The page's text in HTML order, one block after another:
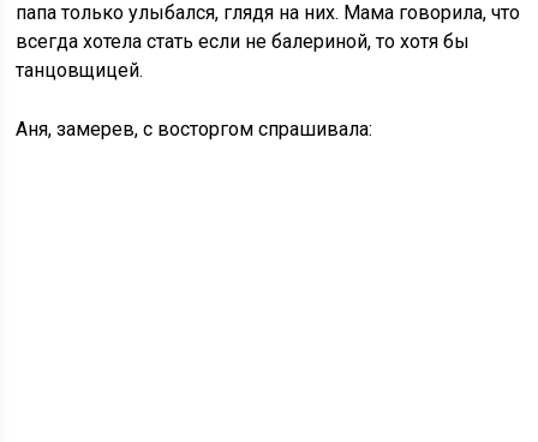
папа только улыбался, глядя на них. Мама говорила, что
всегда хотела стать если не балериной, то хотя бы
танцовщицей.
Аня, замерев, с восторгом спрашивала: